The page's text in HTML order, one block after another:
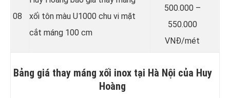
08
xối tôn màu U1000 chu vi mặt
cắt máng 100 cm
500.000 –
550.000
VNĐ/mét
Bảng giá thay máng xối inox tại Hà Nội của Huy
Hoàng